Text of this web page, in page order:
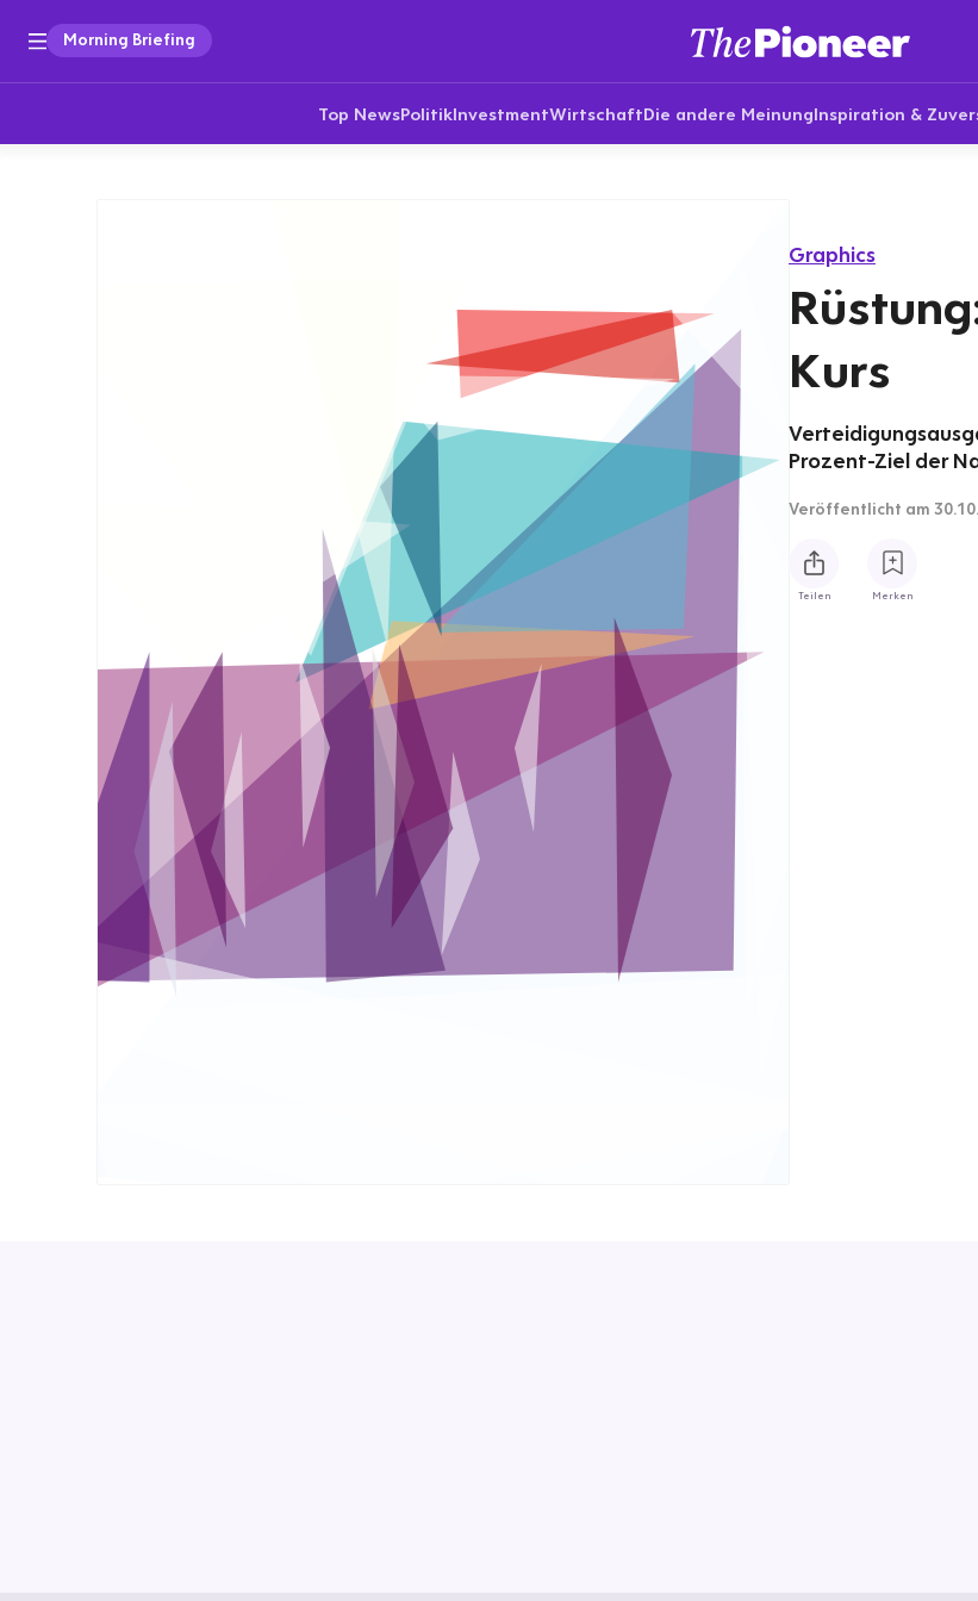
Morning Briefing
Top NewsPolitikInvestmentWirtschaftDie andere MeinungInspiration &
Graphics
Kurs
Prozent-Ziel der
Veröffentlicht am
Teilen Merken